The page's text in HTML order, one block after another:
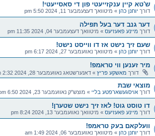
ש'טא קיין ענקזייעטי פון די סאסייעטי!
דורך יוחנן כהן » מיטוואך דעצעמבער 11, 2024 5:50 pm
דער גנב דער בעל תפילה
דורך מיינע פאעזיעס » מיטוואך דעצעמבער 04, 2024 11:35 pm
שעם זיך נישט אז דו ווייסט נישט!
דורך יוחנן כהן » מיטוואך נאוועמבער 27, 2024 6:17 pm
מיר זענען ווי טראמפ!
דורך מאשקע פריץ » דאנערשטאג נאוועמבער 28, 2024 2:32 am
מוצאי שבת
דורך אויסגעשארפטע בליי » מוצש"ק נאוועמבער 23, 2024 6:50 pm
דו טוסט גוט! לאז זיך נישט שטערן!
דורך מיינע פאעזיעס » מיטוואך נאוועמבער 13, 2024 8:24 pm
וועלקאם בעק טראמפ!
דורך יוחנן כהן » מיטוואך נאוועמבער 06, 2024 1:49 am